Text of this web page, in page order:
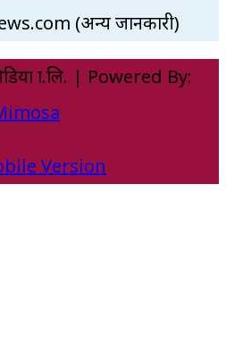
(अन्य जानकारी)
प्रा.लि. | Powered By:
Version